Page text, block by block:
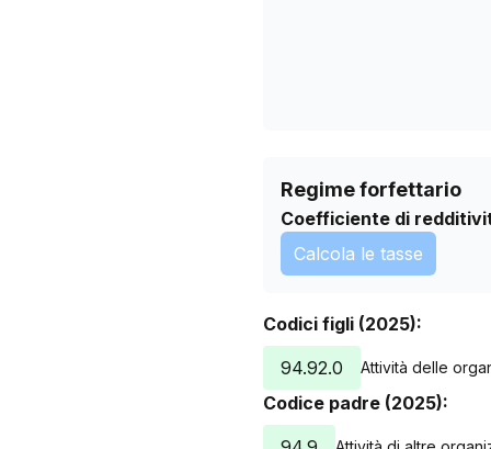
Regime forfettario
Coefficiente di
Calcola le tasse
Codici figli (2025):
94.92.0
Attività delle
Codice padre (2025):